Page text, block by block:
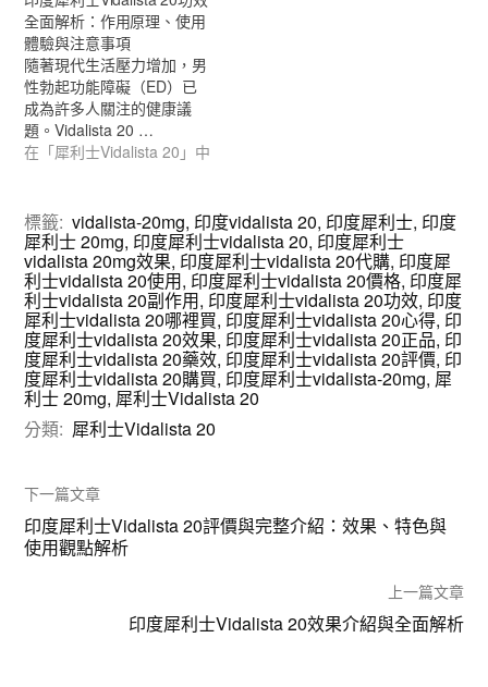
全面解析：作用原理、使用
體驗與注意事項
隨著現代生活壓力增加，男
性勃起功能障礙（ED）已
成為許多人關注的健康議
題。Vidalista 20 …
在「犀利士Vidalista 20」中
標籤: vidalista-20mg, 印度vidalista 20, 印度犀利士, 印度
犀利士 20mg, 印度犀利士vidalista 20, 印度犀利士
vidalista 20mg效果, 印度犀利士vidalista 20代購, 印度犀
利士vidalista 20使用, 印度犀利士vidalista 20價格, 印度犀
利士vidalista 20副作用, 印度犀利士vidalista 20功效, 印度
犀利士vidalista 20哪裡買, 印度犀利士vidalista 20心得, 印
度犀利士vidalista 20效果, 印度犀利士vidalista 20正品, 印
度犀利士vidalista 20藥效, 印度犀利士vidalista 20評價, 印
度犀利士vidalista 20購買, 印度犀利士vidalista-20mg, 犀
利士 20mg, 犀利士Vidalista 20
分類: 犀利士Vidalista 20
下一篇文章
印度犀利士Vidalista 20評價與完整介紹：效果、特色與
使用觀點解析
上一篇文章
印度犀利士Vidalista 20效果介紹與全面解析